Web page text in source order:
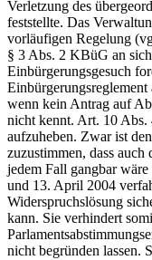
Verletzung des
feststellte. Das
vorläufigen Regelung
§ 3 Abs. 2 KBüG an
Einbürgerungsgesuch
wenn kein Antrag auf
nicht kennt. Art. 10 Abs.
aufzuheben. Zwar ist
zuzustimmen, dass
jedem Fall gangbar
und 13. April 2004
Widerspruchslösung
kann. Sie verhindert
nicht begründen lassen.